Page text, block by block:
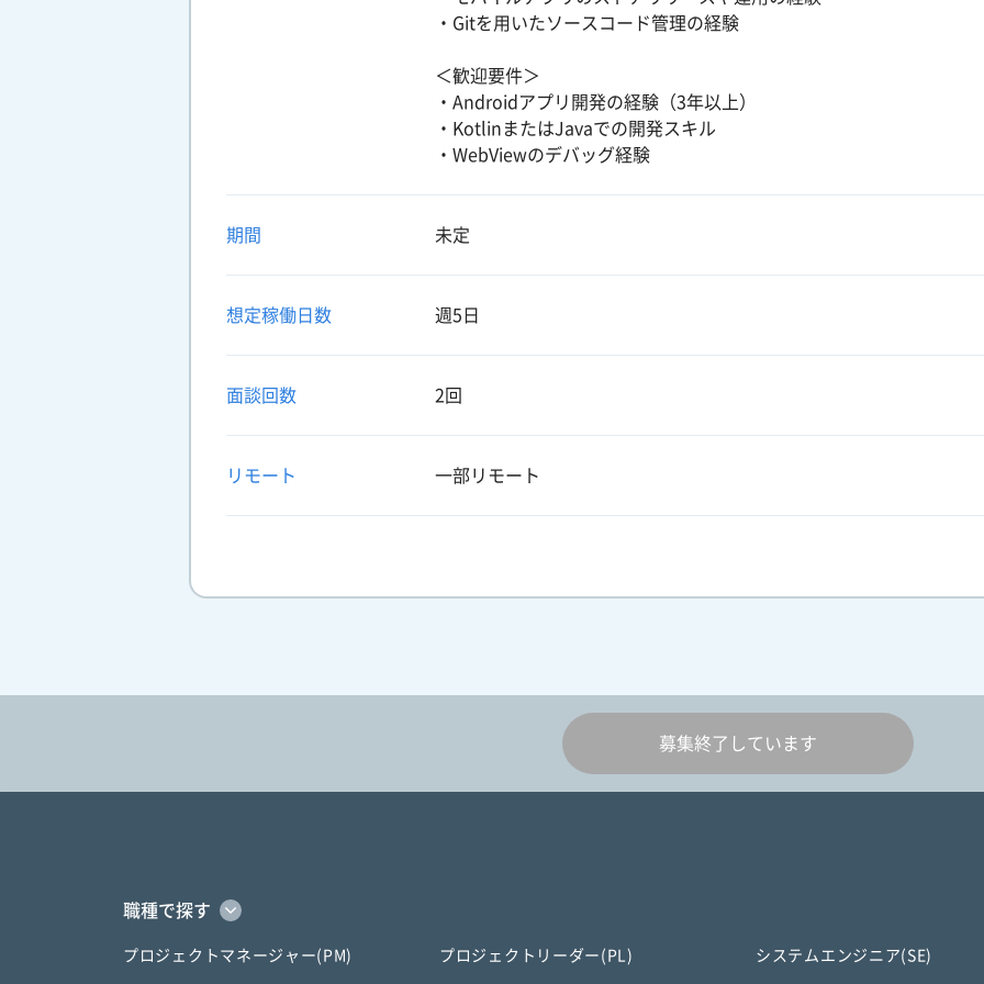
・Gitを用いたソースコード管理の経験
＜歓迎要件＞
・Androidアプリ開発の経験（3年以上）
・KotlinまたはJavaでの開発スキル
・WebViewのデバッグ経験
期間 未定
想定稼働日数 週5日
面談回数 2回
リモート 一部リモート
募集終了しています
職種で探す
プロジェクトマネージャー(PM) プロジェクトリーダー(PL) システムエンジニア(SE)